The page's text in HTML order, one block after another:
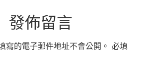
發佈留言
寫的電子郵件地址不會公開。 必填